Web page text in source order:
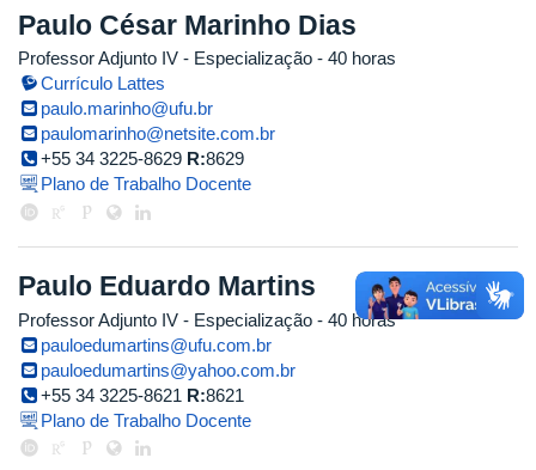
Paulo César Marinho Dias
Professor Adjunto IV - Especialização - 40 horas
Currículo Lattes
paulo.marinho@ufu.br
paulomarinho@netsite.com.br
+55 34 3225-8629 R:8629
Plano de Trabalho Docente
Paulo Eduardo Martins
Professor Adjunto IV - Especialização - 40 horas
pauloedumartins@ufu.com.br
pauloedumartins@yahoo.com.br
+55 34 3225-8621 R:8621
Plano de Trabalho Docente